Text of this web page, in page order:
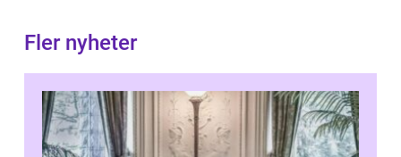
Fler nyheter